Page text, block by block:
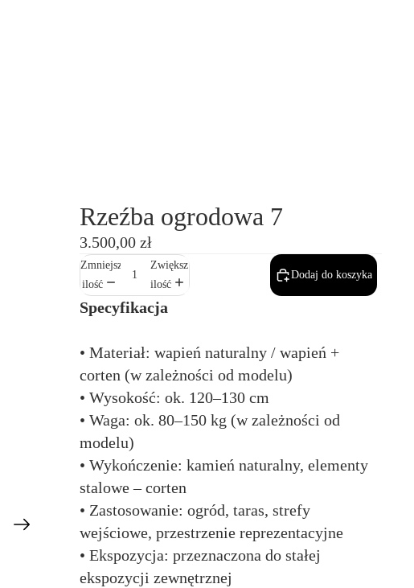
Rzeźba ogrodowa 7
3.500,00 zł
Zmniejsz
ilość
Zwiększ
ilość
Dodaj do koszyka
Specyfikacja
• Materiał: wapień naturalny / wapień +
corten (w zależności od modelu)
• Wysokość: ok. 120–130 cm
• Waga: ok. 80–150 kg (w zależności od
modelu)
• Wykończenie: kamień naturalny, elementy
stalowe – corten
• Zastosowanie: ogród, taras, strefy
wejściowe, przestrzenie reprezentacyjne
• Ekspozycja: przeznaczona do stałej
ekspozycji zewnętrznej